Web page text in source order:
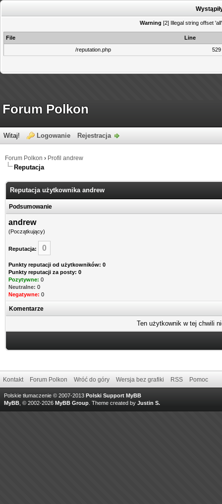
Warning [2] Illegal string offset
File
Line
/reputation.php
529
Forum Polkon
Witaj! Logowanie Rejestracja
Forum Polkon › Profil andrew
Reputacja
Reputacja użytkownika andrew
Podsumowanie
andrew
(Początkujący)
Reputacja: 0
Punkty reputacji od użytkowników: 0
Punkty reputacji za posty: 0
Pozytywne: 0
Neutralne: 0
Negatywne: 0
Komentarze
Ten użytkownik w tej chwili
Kontakt Forum Polkon Wróć do góry Wersja bez grafiki RSS Pomoc
Polskie tłumaczenie © 2007-2013 Polski Support MyBB
MyBB , © 2002-2026 MyBB Group Theme created by Justin S.